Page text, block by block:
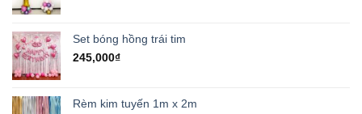
Set bóng hồng trái tim
245,000₫
Rèm kim tuyến 1m x 2m